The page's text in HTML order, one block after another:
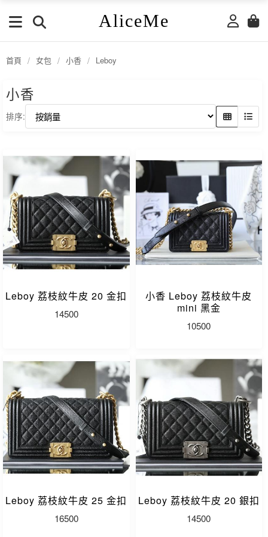
AliceMe
首頁 / 女包 / 小香 / Leboy
小香
排序:
Leboy 荔枝紋牛皮 20 金扣
14500
小香 Leboy 荔枝紋牛皮
mini 黑金
10500
Leboy 荔枝紋牛皮 25 金扣
16500
Leboy 荔枝紋牛皮 20 銀扣
14500